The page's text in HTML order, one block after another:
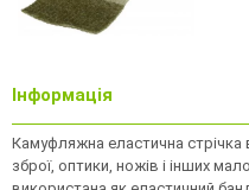
Інформація
Камуфляжна еластична
зброї, оптики, ножів і інших